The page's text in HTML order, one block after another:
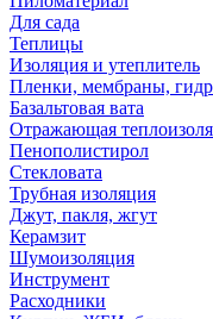
Для сада
Теплицы
Изоляция и утеплитель
Пленки, мембраны,
Базальтовая вата
Отражающая
Пенополистирол
Стекловата
Трубная изоляция
Джут, пакля, жгут
Керамзит
Шумоизоляция
Инструмент
Расходники